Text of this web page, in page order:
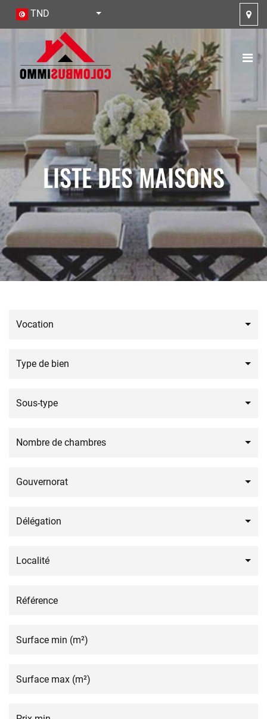
TND
LISTE DES MAISONS
Vocation
Type de bien
Sous-type
Nombre de chambres
Gouvernorat
Délégation
Localité